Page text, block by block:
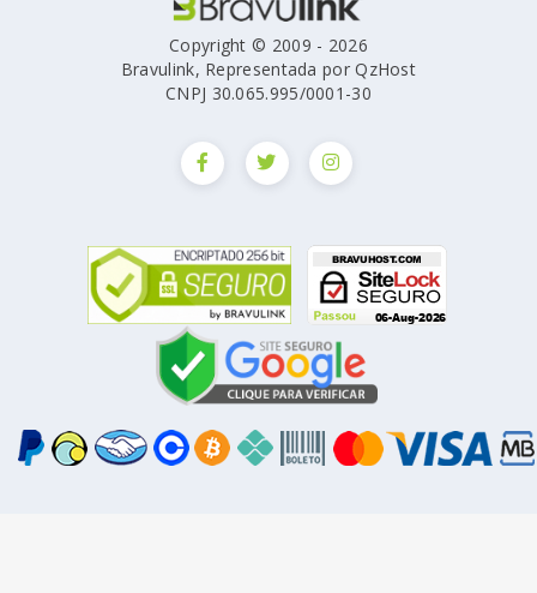
Copyright © 2009 - 2026
Bravulink, Representada por QzHost
CNPJ 30.065.995/0001-30